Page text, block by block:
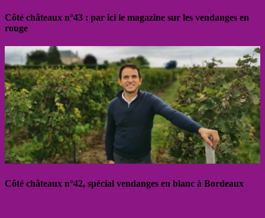
Côté châteaux n°43 : par ici le magazine sur les vendanges en
rouge
Côté châteaux n°42, spécial vendanges en blanc à Bordeaux